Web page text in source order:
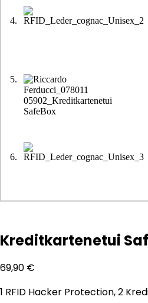
Kreditkartenetui
69,90 €
1 RFID Hacker Protection, 2